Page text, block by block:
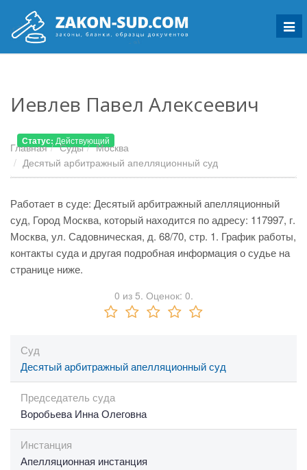
Иевлев Павел Алексеевич
Статус: Действующий
Главная Суды
Москва
Десятый арбитражный апелляционный суд
Работает в суде: Десятый арбитражный апелляционный
суд, Город Москва, который находится по адресу: 117997, г.
Москва, ул. Садовническая, д. 68/70, стр. 1. График работы,
контакты суда и другая подробная информация о судье на
странице ниже.
0 из 5. Оценок: 0.
Суд
Десятый арбитражный апелляционный суд
Председатель суда
Воробьева Инна Олеговна
Инстанция
Апелляционная инстанция